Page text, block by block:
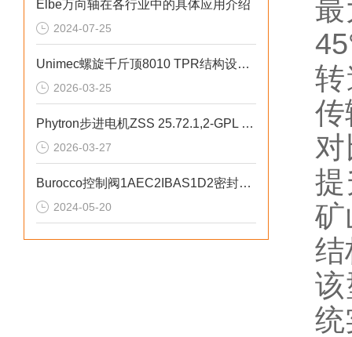
Elbe万向轴在各行业中的具体应用介绍
2024-07-25
Unimec螺旋千斤顶8010 TPR结构设计及核心部件讲解
2026-03-25
Phytron步进电机ZSS 25.72.1,2-GPL 低振动波形优化
2026-03-27
Burocco控制阀1AEC2IBAS1D2密封性能
2024-05-20
最
传
矿
结
统